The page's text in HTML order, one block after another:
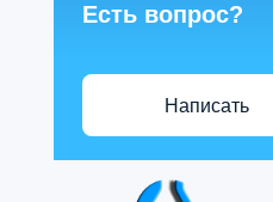
Есть вопрос?
Написать